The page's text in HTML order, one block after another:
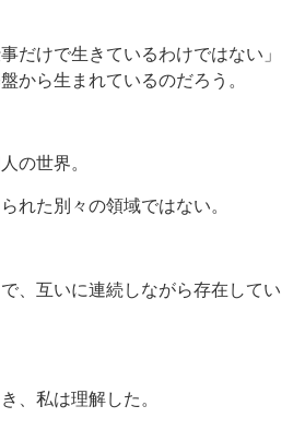
だけで生きているわけではない」
から生まれているのだろう。
の世界。
れた別々の領域ではない。
、互いに連続しながら存在してい
、私は理解した。